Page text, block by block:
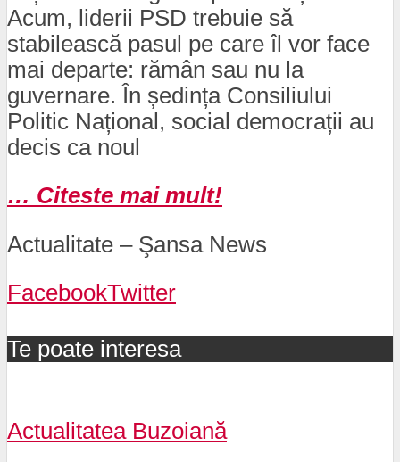
Acum, liderii PSD trebuie să
stabilească pasul pe care îl vor face
mai departe: rămân sau nu la
guvernare. În ședința Consiliului
Politic Național, social democrații au
decis ca noul
… Citeste mai mult!
Actualitate – Şansa News
FacebookTwitter
Te poate interesa
Actualitatea Buzoiană